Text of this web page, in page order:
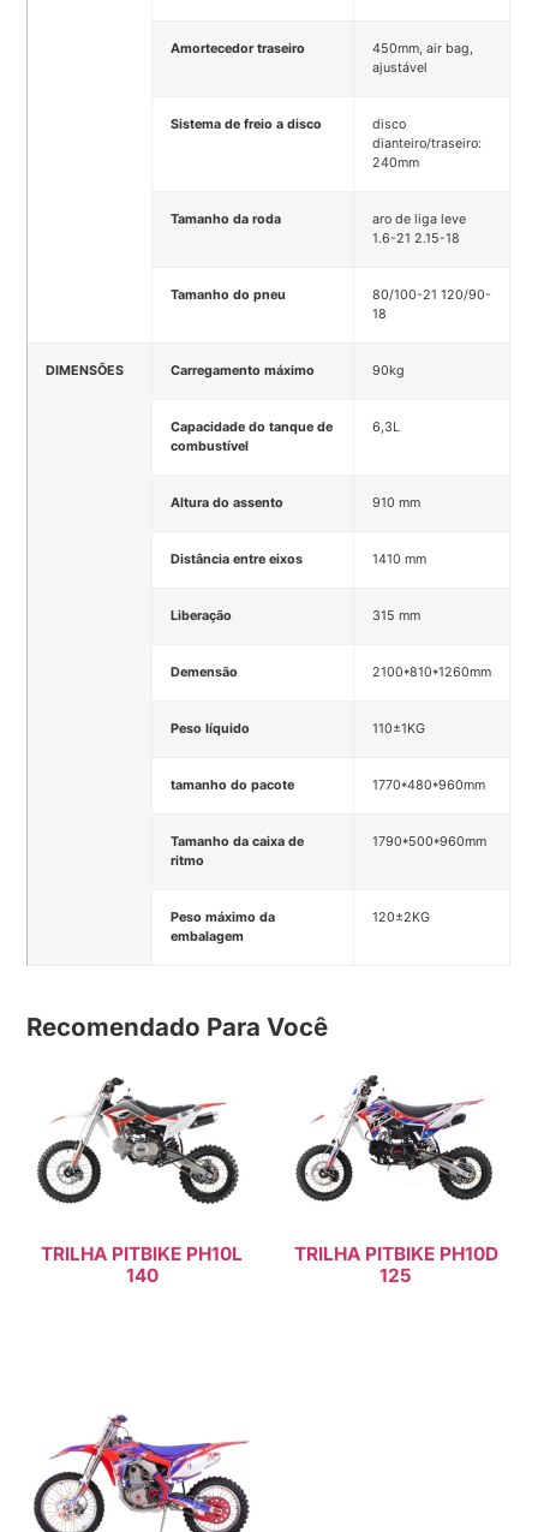
Amortecedor traseiro
450mm, air bag,
ajustável
Sistema de freio a disco
disco
dianteiro/traseiro:
240mm
Tamanho da roda
aro de liga leve
1.6-21 2.15-18
Tamanho do pneu
80/100-21 120/90-
18
DIMENSÕES Carregamento máximo 90kg
Capacidade do tanque de
combustível
6,3L
Altura do assento 910 mm
Distância entre eixos 1410 mm
Liberação 315 mm
Demensão 2100*810*1260mm
Peso líquido 110±1KG
tamanho do pacote 1770*480*960mm
Tamanho da caixa de
ritmo
1790*500*960mm
Peso máximo da
embalagem
120±2KG
Recomendado Para Você
TRILHA PITBIKE PH10L
140
TRILHA PITBIKE PH10D
125